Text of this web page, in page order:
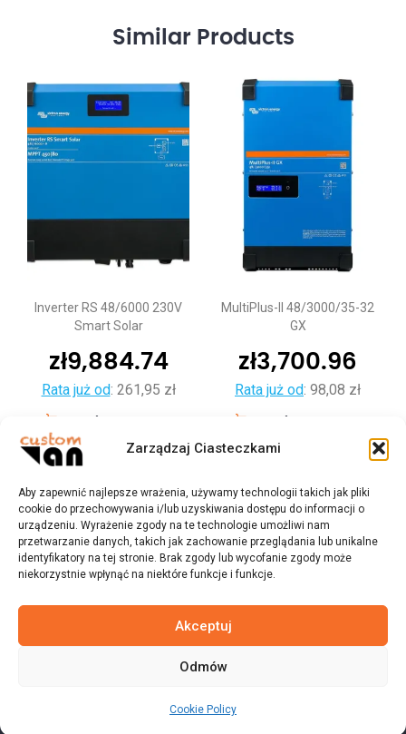
Zarządzaj Ciasteczkami
Aby zapewnić najlepsze wrażenia, używamy technologii takich jak pliki
cookie do przechowywania i/lub uzyskiwania dostępu do informacji o
urządzeniu. Wyrażenie zgody na te technologie umożliwi nam
przetwarzanie danych, takich jak zachowanie przeglądania lub unikalne
identyfikatory na tej stronie. Brak zgody lub wycofanie zgody może
niekorzystnie wpłynąć na niektóre funkcje i funkcje.
Akceptuj
Odmów
Cookie Policy
Similar Products
Inverter RS 48/6000 230V
Smart Solar
zł9,884.74
Rata już od: 261,95 zł
MultiPlus-II 48/3000/35-32
GX
zł3,700.96
Rata już od: 98,08 zł